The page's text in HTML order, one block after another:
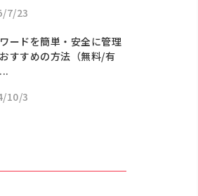
7/23
ードを簡単・安全に管理
すすめの方法（無料/有
10/3